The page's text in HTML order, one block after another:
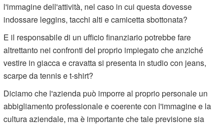
l'immagine dell'attività, nel caso in cui questa dovesse
indossare leggins, tacchi alti e camicetta sbottonata?
E il responsabile di un ufficio finanziario potrebbe fare
altrettanto nei confronti del proprio impiegato che anziché
vestire in giacca e cravatta si presenta in studio con jeans,
scarpe da tennis e t-shirt?
Diciamo che l'azienda può imporre al proprio personale un
abbigliamento professionale e coerente con l'immagine e la
cultura aziendale, ma è importante che tale previsione sia